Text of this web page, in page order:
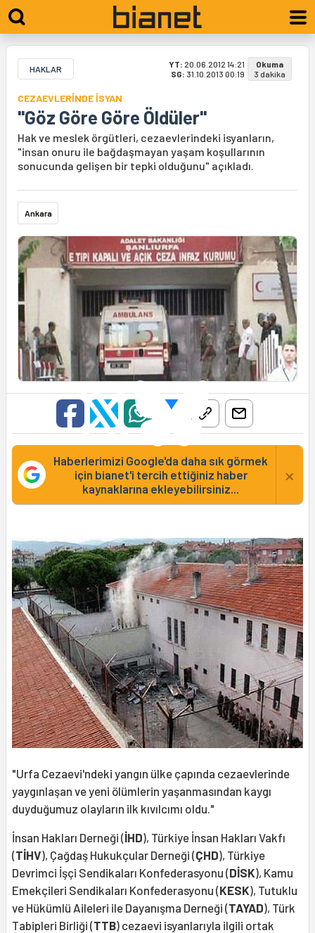
HAKLAR YT: 20.06.2012 14:21
SG: 31.10.2013 00:19
Okuma
3 dakika
CEZAEVLERİNDE İSYAN
"Göz Göre Göre Öldüler"
Hak ve meslek örgütleri, cezaevlerindeki isyanların,
"insan onuru ile bağdaşmayan yaşam koşullarının
sonucunda gelişen bir tepki olduğunu" açıkladı.
Ankara
Haberlerimizi Google'da daha sık görmek
için bianet'i tercih ettiğiniz haber
kaynaklarına ekleyebilirsiniz...
×
"Urfa Cezaevi'ndeki yangın ülke çapında cezaevlerinde
yaygınlaşan ve yeni ölümlerin yaşanmasından kaygı
duyduğumuz olayların ilk kıvılcımı oldu."
İnsan Hakları Derneği (İHD), Türkiye İnsan Hakları Vakfı
(TİHV), Çağdaş Hukukçular Derneği (ÇHD), Türkiye
Devrimci İşçi Sendikaları Konfederasyonu (DİSK), Kamu
Emekçileri Sendikaları Konfederasyonu (KESK), Tutuklu
ve Hükümlü Aileleri ile Dayanışma Derneği (TAYAD), Türk
Tabipleri Birliği (TTB) cezaevi isyanlarıyla ilgili ortak